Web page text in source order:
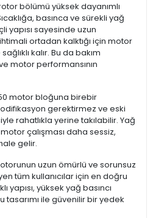
bölümü yüksek dayanımlı
basınca ve sürekli yağ
yapısı sayesinde uzun
ortadan kalktığı için motor
kalır. Bu da bakım
motor performansının
motor bloğuna birebir
gerektirmez ve eski
rahatlıkla yerine takılabilir. Yağ
çalışması daha sessiz,
gelir.
uzun ömürlü ve sorunsuz
tüm kullanıcılar için en doğru
yapısı, yüksek yağ basıncı
tasarımı ile güvenilir bir yedek